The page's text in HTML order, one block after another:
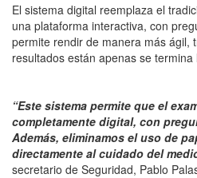
El sistema digital reemplaza el
una plataforma interactiva, con
permite rendir de manera más ágil,
resultados están apenas se termina
“Este sistema permite que el
completamente digital, con
Además, eliminamos el uso de
directamente al cuidado del
secretario de Seguridad, Pablo